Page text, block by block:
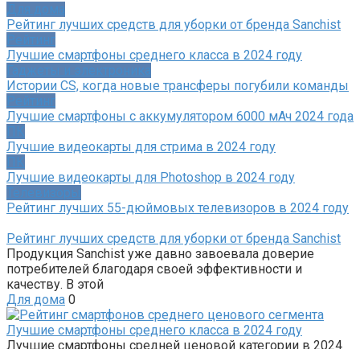
Для дома
Рейтинг лучших средств для уборки от бренда Sanchist
Рейтинг
Лучшие смартфоны среднего класса в 2024 году
Гаджеты и электроника
Истории CS, когда новые трансферы погубили команды
Рейтинг
Лучшие смартфоны с аккумулятором 6000 мАч 2024 года
ПК
Лучшие видеокарты для стрима в 2024 году
ПК
Лучшие видеокарты для Photoshop в 2024 году
Телевизоры
Рейтинг лучших 55-дюймовых телевизоров в 2024 году
Рейтинг лучших средств для уборки от бренда Sanchist
Продукция Sanchist уже давно завоевала доверие
потребителей благодаря своей эффективности и
качеству. В этой
Для дома 0
Лучшие смартфоны среднего класса в 2024 году
Лучшие смартфоны средней ценовой категории в 2024